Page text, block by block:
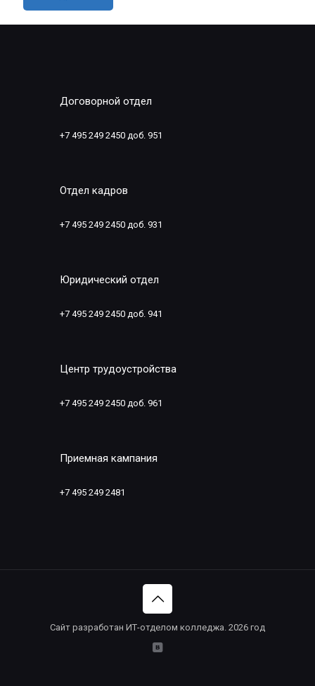
Договорной отдел
+7 495 249 2450 доб. 951
Отдел кадров
+7 495 249 2450 доб. 931
Юридический отдел
+7 495 249 2450 доб. 941
Центр трудоустройства
+7 495 249 2450 доб. 961
Приемная кампания
+7 495 249 2481
Сайт разработан ИТ-отделом колледжа. 2026 год